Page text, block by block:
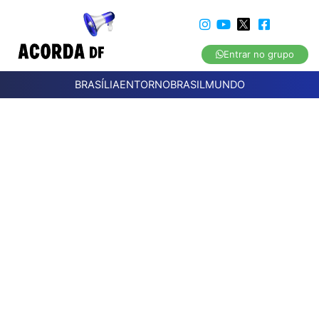
Entrar no grupo
BRASÍLIAENTORNOBRASILMUNDO